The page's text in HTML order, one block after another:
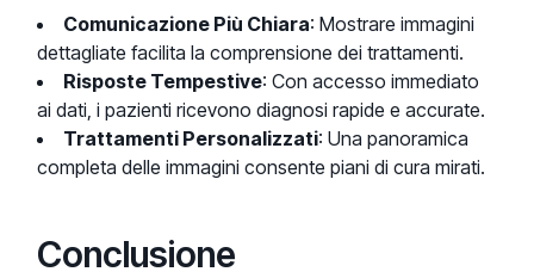
Comunicazione Più Chiara: Mostrare immagini
dettagliate facilita la comprensione dei trattamenti.
Risposte Tempestive: Con accesso immediato
ai dati, i pazienti ricevono diagnosi rapide e accurate.
Trattamenti Personalizzati: Una panoramica
completa delle immagini consente piani di cura mirati.
Conclusione